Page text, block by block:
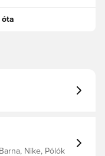
óta
Nike, Pólók